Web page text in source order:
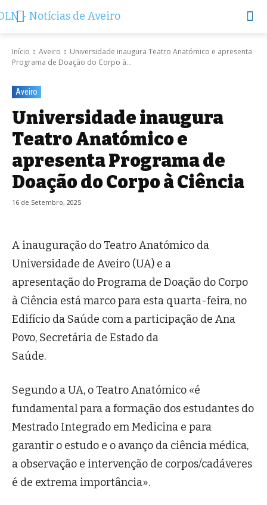
Início Aveiro
Universidade inaugura Teatro Anatómico e apresenta
Programa de Doação do Corpo à...
Aveiro
Universidade inaugura
Teatro Anatómico e
apresenta Programa de
Doação do Corpo à Ciência
16 de Setembro, 2025
A inauguração do Teatro Anatómico da
Universidade de Aveiro (UA) e a
apresentação do Programa de Doação do Corpo
à Ciência está marco para esta quarta-feira, no
Edifício da Saúde com a participação de Ana
Povo, Secretária de Estado da
Saúde.
Segundo a UA, o Teatro Anatómico «é
fundamental para a formação dos estudantes do
Mestrado Integrado em Medicina e para
garantir o estudo e o avanço da ciência médica,
a observação e intervenção de corpos/cadáveres
é de extrema importância».